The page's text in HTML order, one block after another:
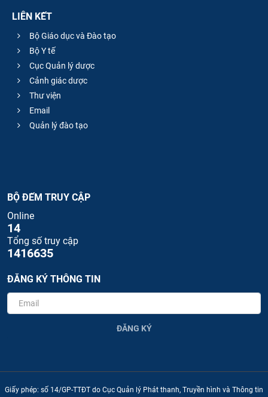
LIÊN KẾT
Bộ Giáo dục và Đào tạo
Bộ Y tế
Cục Quản lý dược
Cảnh giác dược
Thư viện
Email
Quản lý đào tạo
BỘ ĐẾM TRUY CẬP
Online
14
Tổng số truy cập
1416635
ĐĂNG KÝ THÔNG TIN
ĐĂNG KÝ
Giấy phép: số 14/GP-TTĐT do Cục Quản lý Phát thanh, Truyền hình và Thông tin